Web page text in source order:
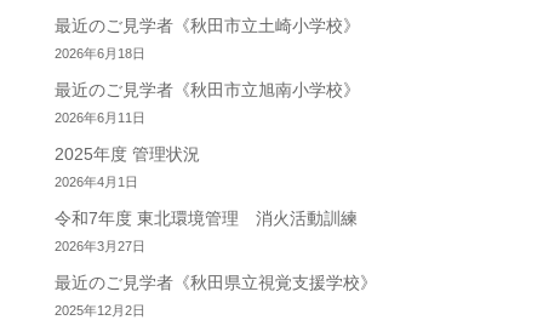
最近のご見学者《秋田市立土崎小学校》
2026年6月18日
最近のご見学者《秋田市立旭南小学校》
2026年6月11日
2025年度 管理状況
2026年4月1日
令和7年度 東北環境管理 消火活動訓練
2026年3月27日
最近のご見学者《秋田県立視覚支援学校》
2025年12月2日